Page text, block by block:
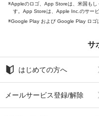
Appleのロゴ、App Storeは、米国も
す。App Storeは、Apple Inc.のサービ
Google Play および Google Play ロゴ
サ
はじめての方へ
メールサービス登録/解除